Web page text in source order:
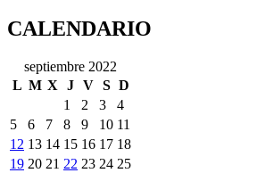
CALENDARIO
septiembre 2022
L M X J V S D
1
2 3
4
5
6 7 8 9 10 11
12 13 14 15 16 17 18
19 20 21 22 23 24 25